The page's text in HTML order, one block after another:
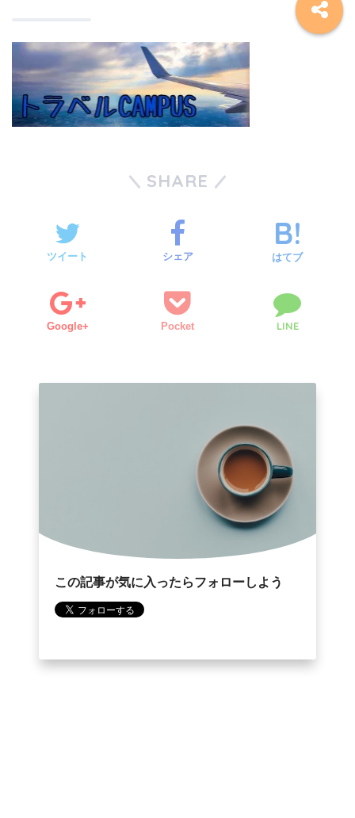
SHARE
ツイート シェア はてブ
Google+ Pocket LINE
この記事が気に入ったらフォローしよう